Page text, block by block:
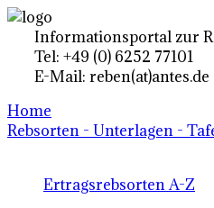
Informationsportal zur
Tel: +49 (0) 6252 77101
E-Mail: reben(at)antes.de
Home
Rebsorten - Unterlagen -
Ertragsrebsorten A-Z